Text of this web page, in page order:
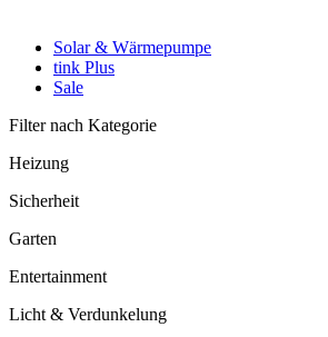
Solar & Wärmepumpe
tink Plus
Sale
Filter nach Kategorie
Heizung
Sicherheit
Garten
Entertainment
Licht & Verdunkelung